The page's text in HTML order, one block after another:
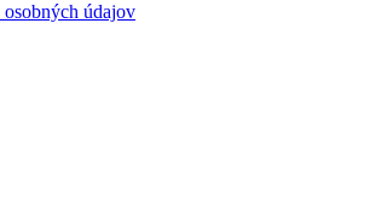
osobných údajov